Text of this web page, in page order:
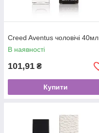
Creed Aventus чоловічі 40мл
В наявності
101,91 ₴
Купити